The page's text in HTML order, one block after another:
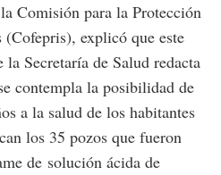
Comisión para la Protección
explicó que este
Secretaría de Salud redacta
contempla la posibilidad de
a la salud de los habitantes
los 35 pozos que fueron
de solución ácida de